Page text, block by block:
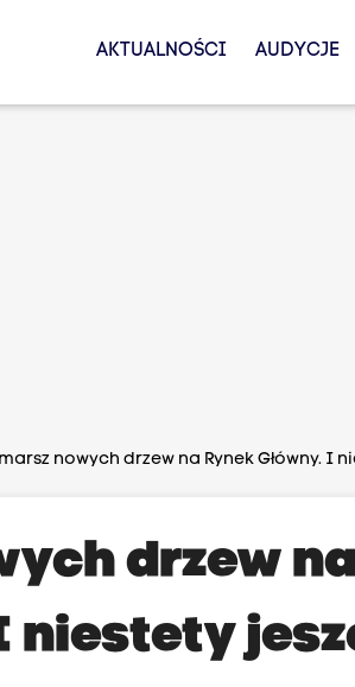
AKTUALNOŚCI AUDYCJE
marsz nowych drzew na Rynek Główny. I
drzew
niestety